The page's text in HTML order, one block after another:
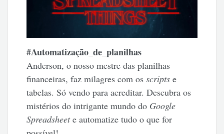
#Automatização_de_planilhas
Anderson, o nosso mestre das planilhas
financeiras, faz milagres com osscripts e
tabelas. Só vendo para acreditar. Descubra os
mistérios do intrigante mundo do Google
Spreadsheete automatize tudo o que for